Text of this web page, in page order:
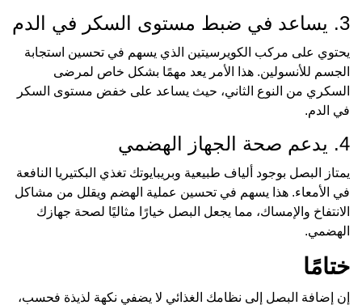
3. يساعد في ضبط مستوى السكر في الدم
يحتوي على مركب الكويرسيتين الذي يسهم في تحسين استجابة
الجسم للأنسولين. هذا الأمر يعد مهمًا بشكل خاص لمرضى
السكري من النوع الثاني، حيث يساعد على خفض مستوى السكر
في الدم.
4. يدعم صحة الجهاز الهضمي
يمتاز البصل بوجود ألياف طبيعية وبريبايوتك تغذي البكتيريا النافعة
في الأمعاء. هذا يسهم في تحسين عملية الهضم ويقلل من مشاكل
الانتفاخ والإمساك، مما يجعل البصل خيارًا مثاليًا لصحة جهازك
الهضمي.
ختامًا
إن إضافة البصل إلى نظامك الغذائي لا يضفي نكهة لذيذة فحسب،